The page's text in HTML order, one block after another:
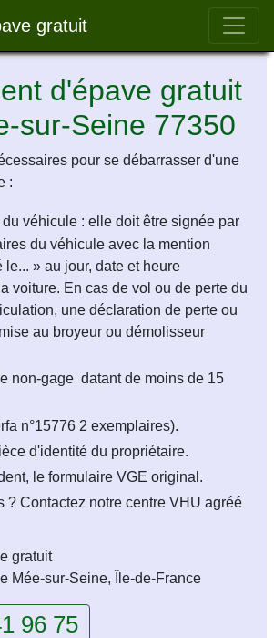
gratuit Bar
d'épave gratuit
sur-Seine 77350
pour se débarrasser d'une
:
du véhicule : elle doit être signée par
du véhicule avec la mention
» au jour, date et heure
voiture. En cas de vol ou de perte du
une déclaration de perte ou
au broyeur ou démolisseur
non-gage datant de moins de 15
n°15776 2 exemplaires).
d'identité du propriétaire.
le formulaire VGE original.
? Contactez notre centre VHU agréé
gratuit
Mée-sur-Seine, Île-de-France
96 75